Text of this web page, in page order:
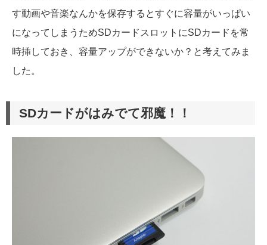
す動画や音楽なんかを保存するとすぐに容量がいっぱい
になってしまうためSDカードスロットにSDカードを常
時挿しておき、容量アップができないか？と考えてみま
した。
SDカードがはみでて邪魔！！